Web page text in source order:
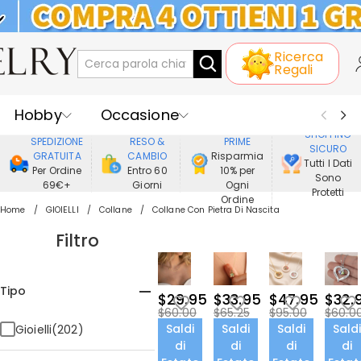
KLARNA: PAGAMENTO A RATE SENZA
INTERESSI
Ricerca
Regali
Hobby
Occasione
Ricevente
Best Seller
Nuovi
Gioielli
Casa&Vita
Abbigliamento
SPEDIZIONE
GRATUITA
Per Ordine
69€+
RESO &
CAMBIO
Entro 60
Giorni
PRIME
Risparmia
10% per
Ogni
Ordine
SHOPPING
SICURO
Tutti I Dati
Sono
Protetti
Home GIOIELLI Collane Collane Con Pietra Di Nascita
Filtro
Tipo
Gioielli(202)
$29.95
$60.00
Saldi
di
$33.95
$65.25
Saldi
di
$47.95
$95.00
Saldi
di
Saldi
di